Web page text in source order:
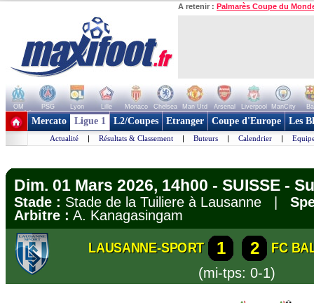
A retenir : Palmarès Coupe du
OM PSG Lyon Lille Monaco Chelsea Man Utd Arsenal Liverpool ManCity
+ de clubs
Mercato Ligue 1 L2/Coupes Etranger Coupe d'Europe Les
Actualité | Résultats & Classement | Buteurs | Calendrier |
Dim. 01 Mars 2026, 14h00 - SUISSE -
Stade : Stade de la Tuiliere à Lausanne |
Arbitre : A. Kanagasingam
LAUSANNE-SPORT 1 2
FC
(mi-tps: 0-1)